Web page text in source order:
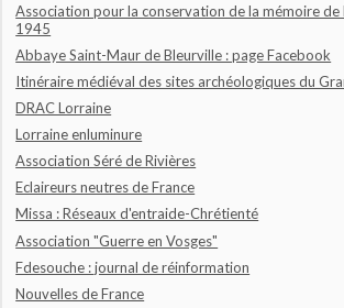
Association pour la conservation de la mémoire
1945
Abbaye Saint-Maur de Bleurville : page Facebook
Itinéraire médiéval des sites archéologiques du
DRAC Lorraine
Lorraine enluminure
Association Séré de Rivières
Eclaireurs neutres de France
Missa : Réseaux d'entraide-Chrétienté
Association "Guerre en Vosges"
Fdesouche : journal de réinformation
Nouvelles de France